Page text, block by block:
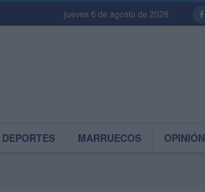
jueves 6 de agosto de 2026
DEPORTES MARRUECOS OPINIÓN